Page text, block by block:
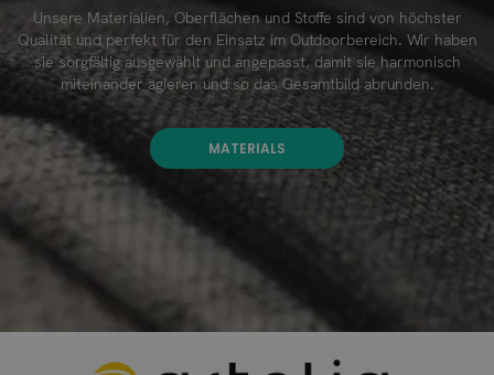
Unsere Materialien, Oberflächen und Stoffe sind von höchster
Qualität und perfekt für den Einsatz im Outdoorbereich. Wir haben
sie sorgfältig ausgewählt und angepasst, damit sie harmonisch
miteinander agieren und so das Gesamtbild abrunden.
MATERIALS